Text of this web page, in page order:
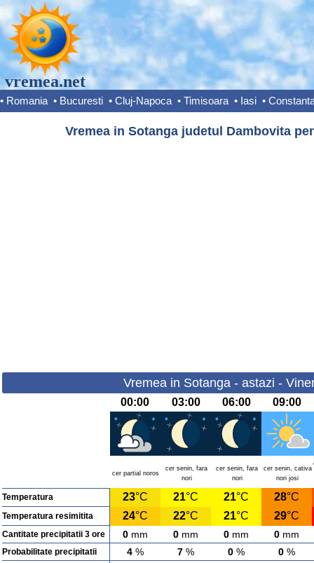
vremea.net
• Romania • Bucuresti • Cluj-Napoca • Timisoara • Iasi •
Vremea in Sotanga judetul Dambovita
Vremea in Sotanga - astazi -
00:00 03:00 06:00 09:00
cer partial noros
cer senin, fara
nori
cer senin, fara
nori
cer senin, cativa
nori josi
Temperatura 23°C 21°C 21°C 28°C
Temperatura resimitita 24°C 22°C 21°C 29°C
Cantitate precipitatii 3 ore 0 mm 0 mm 0 mm 0 mm
Probabilitate precipitatii 4 % 7 % 0 % 0 %